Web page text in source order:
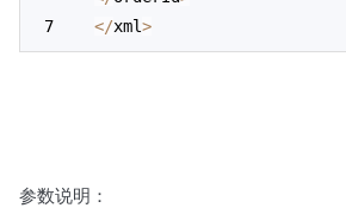
</xml>
参数说明：